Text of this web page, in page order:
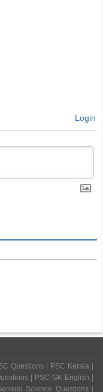
Login
Questions | PSC Kerala |
| PSC GK English |
Science Questions |